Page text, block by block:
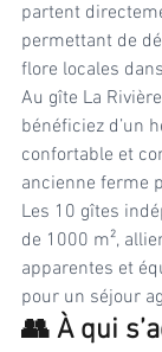
partent
permettant de
flore locales
Au gîte La
bénéficiez d’un
confortable et
ancienne ferme
Les 10 gîtes
de 1000 m²,
apparentes et
pour un séjour
👥 À qui